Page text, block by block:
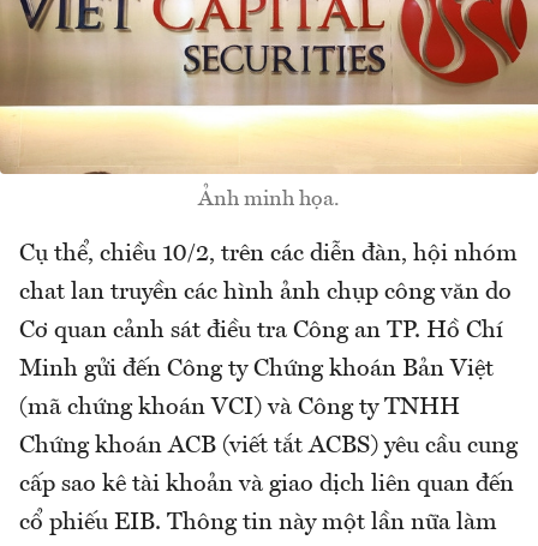
Ảnh minh họa.
Cụ thể, chiều 10/2, trên các diễn đàn, hội nhóm
chat lan truyền các hình ảnh chụp công văn do
Cơ quan cảnh sát điều tra Công an TP. Hồ Chí
Minh gửi đến Công ty Chứng khoán Bản Việt
(mã chứng khoán VCI) và Công ty TNHH
Chứng khoán ACB (viết tắt ACBS) yêu cầu cung
cấp sao kê tài khoản và giao dịch liên quan đến
cổ phiếu EIB. Thông tin này một lần nữa làm